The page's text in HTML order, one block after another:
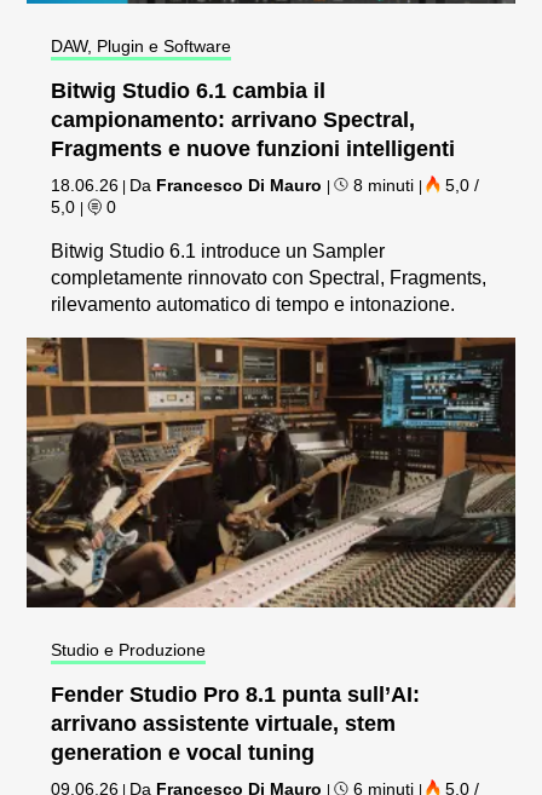
DAW, Plugin e Software
Bitwig Studio 6.1 cambia il
campionamento: arrivano Spectral,
Fragments e nuove funzioni intelligenti
18.06.26 Da Francesco Di Mauro | 8 minuti |
5,0 /
5,0
| 0
Bitwig Studio 6.1 introduce un Sampler
completamente rinnovato con Spectral, Fragments,
rilevamento automatico di tempo e intonazione.
Studio e Produzione
Fender Studio Pro 8.1 punta sull’AI:
arrivano assistente virtuale, stem
generation e vocal tuning
09.06.26 Da Francesco Di Mauro | 6 minuti |
5,0 /